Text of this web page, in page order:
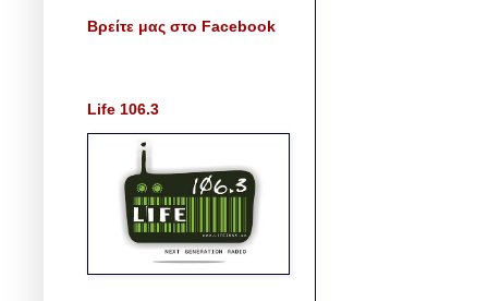
Βρείτε μας στο Facebook
Life 106.3